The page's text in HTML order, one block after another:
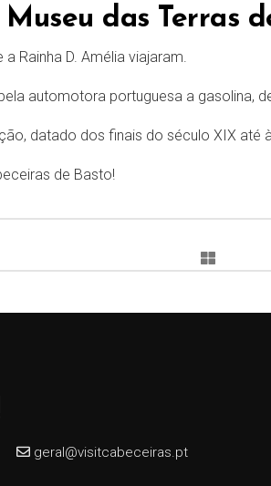
das Terras
Rainha D. Amélia viajaram.
automotora portuguesa a gasolina,
datado dos finais do século XIX até
de Basto!
geral@visitcabeceiras.pt